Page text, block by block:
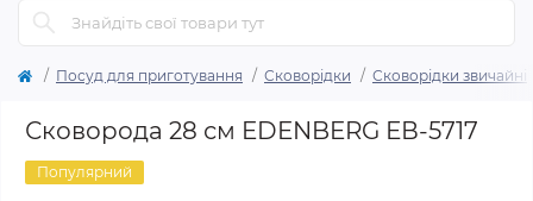
Посуд для приготування Сковорідки Сковорідки звичайні
Сковорода 28 см EDENBERG ЕВ-5717
Популярний